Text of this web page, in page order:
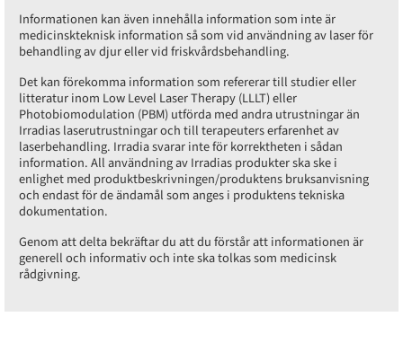
Informationen kan även innehålla information som inte är
medicinskteknisk information så som vid användning av laser för
behandling av djur eller vid friskvårdsbehandling.
Det kan förekomma information som refererar till studier eller
litteratur inom Low Level Laser Therapy (LLLT) eller
Photobiomodulation (PBM) utförda med andra utrustningar än
Irradias laserutrustningar och till terapeuters erfarenhet av
laserbehandling. Irradia svarar inte för korrektheten i sådan
information. All användning av Irradias produkter ska ske i
enlighet med produktbeskrivningen/produktens bruksanvisning
och endast för de ändamål som anges i produktens tekniska
dokumentation.
Genom att delta bekräftar du att du förstår att informationen är
generell och informativ och inte ska tolkas som medicinsk
rådgivning.